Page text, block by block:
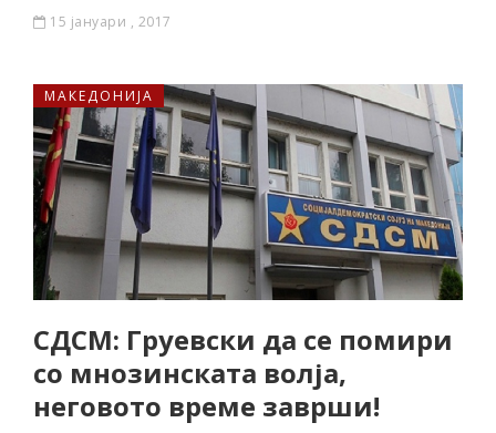
15 јануари , 2017
МАКЕДОНИЈА
СДСМ: Груевски да се помири
со мнозинската волја,
неговото време заврши!